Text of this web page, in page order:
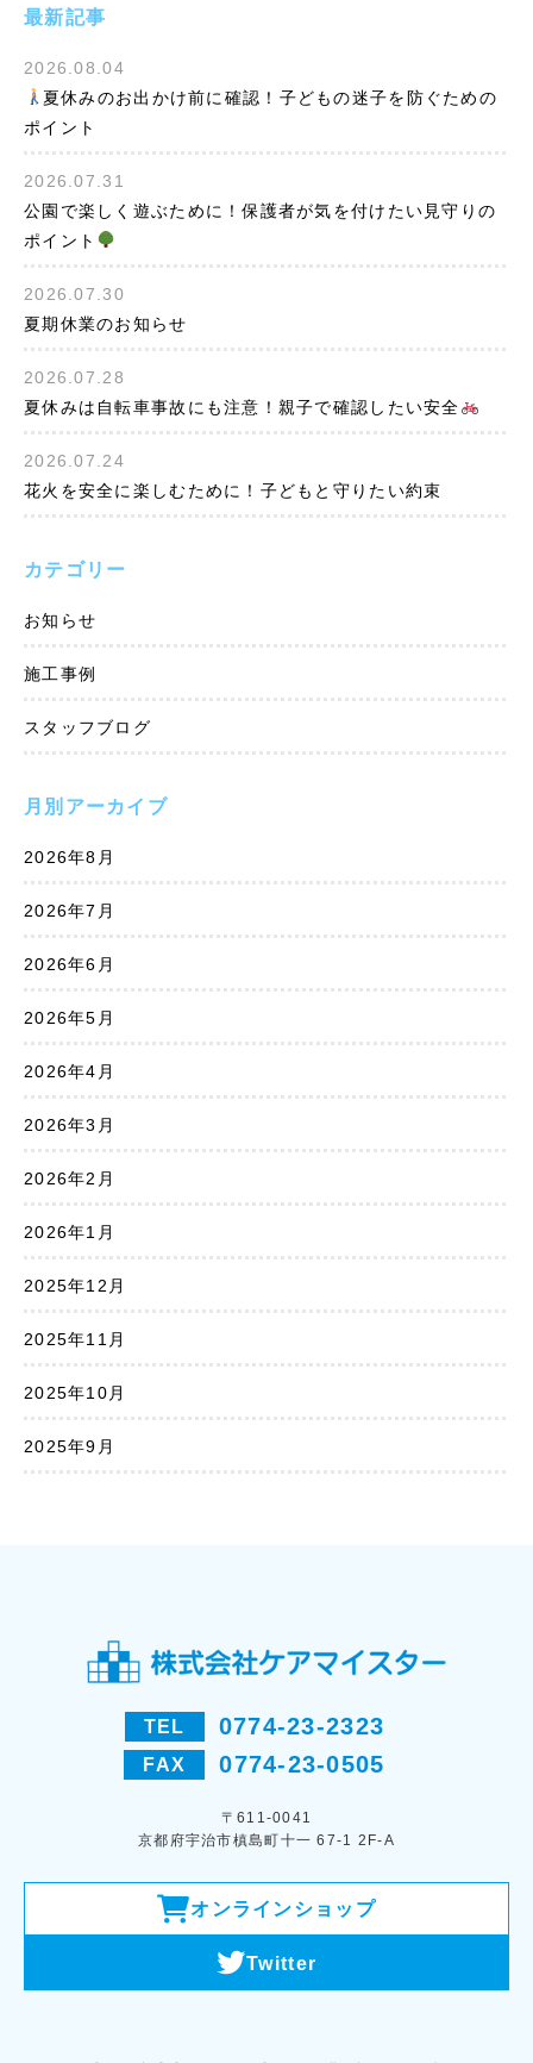
最新記事
2026.08.04
夏休みのお出かけ前に確認！子どもの迷子を防ぐための
ポイント
2026.07.31
公園で楽しく遊ぶために！保護者が気を付けたい見守りの
ポイント
2026.07.30
夏期休業のお知らせ
2026.07.28
夏休みは自転車事故にも注意！親子で確認したい安全
2026.07.24
花火を安全に楽しむために！子どもと守りたい約束
カテゴリー
お知らせ
施工事例
スタッフブログ
月別アーカイブ
2026年8月
2026年7月
2026年6月
2026年5月
2026年4月
2026年3月
2026年2月
2026年1月
2025年12月
2025年11月
2025年10月
2025年9月
TEL 0774-23-2323
FAX 0774-23-0505
〒611-0041
京都府宇治市槙島町十一 67-1 2F-A
オンラインショップ
Twitter